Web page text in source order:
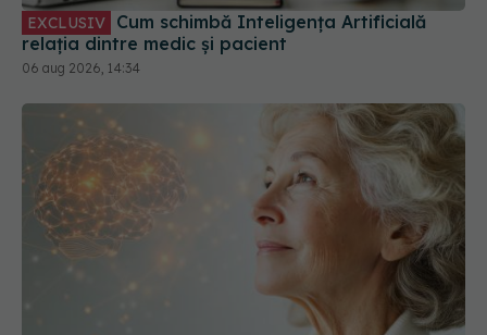
EXCLUSIV
relația dintre medic și pacient
06 aug 2026, 14:34